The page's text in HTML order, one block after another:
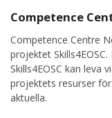
Competence
Competence Centre
projektet
Skills4EOSC kan leva
projektets resurser
aktuella.